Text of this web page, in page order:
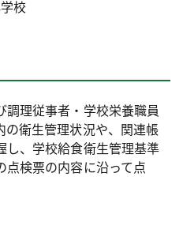
校
理従事者・学校栄養職員
の衛生管理状況や、関連帳
し、学校給食衛生管理基準
点検票の内容に沿って点